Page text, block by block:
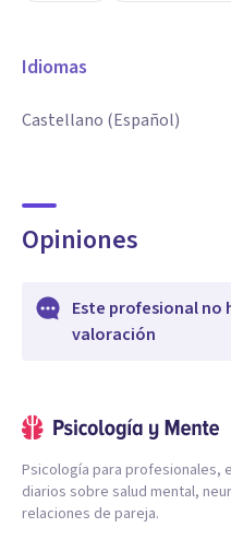
Idiomas
Castellano (Español)
Opiniones
Este profesional no
valoración
Psicología para profesionales,
diarios sobre salud mental,
relaciones de pareja.